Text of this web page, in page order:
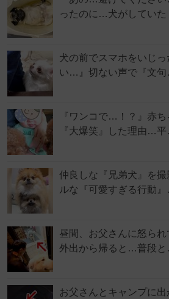
ったのに…犬がしてい
犬の前でスマホをいじ
い…』切ない声で『文
『ワンコで…！？』赤
『大爆笑』した理由…
仲良しな『兄弟犬』を
ルな『可愛すぎる行動
昼間、お父さんに怒ら
外出から帰ると…普段
お父さんとキャンプに